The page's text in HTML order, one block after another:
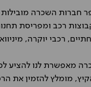
השכרה מובילות
רכב ומפריסת
רכבי יוקרה,
מאפשרת לנו להציע
מומלץ להזמין את